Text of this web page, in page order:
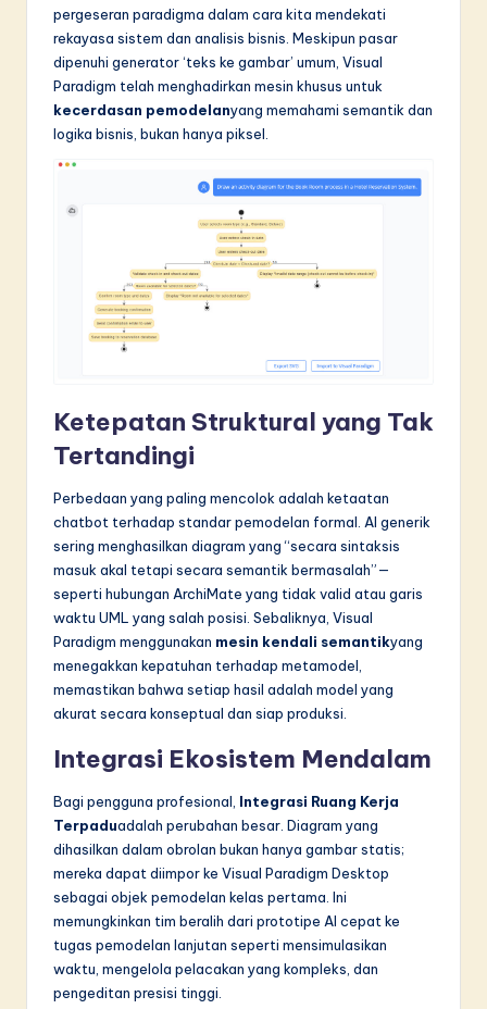
pergeseran paradigma dalam cara kita mendekati
rekayasa sistem dan analisis bisnis. Meskipun pasar
dipenuhi generator ‘teks ke gambar’ umum, Visual
Paradigm telah menghadirkan mesin khusus untuk
kecerdasan pemodelanyang memahami semantik dan
logika bisnis, bukan hanya piksel.
Ketepatan Struktural yang Tak
Tertandingi
Perbedaan yang paling mencolok adalah ketaatan
chatbot terhadap standar pemodelan formal. AI generik
sering menghasilkan diagram yang “secara sintaksis
masuk akal tetapi secara semantik bermasalah”—
seperti hubungan ArchiMate yang tidak valid atau garis
waktu UML yang salah posisi. Sebaliknya, Visual
Paradigm menggunakan mesin kendali semantikyang
menegakkan kepatuhan terhadap metamodel,
memastikan bahwa setiap hasil adalah model yang
akurat secara konseptual dan siap produksi.
Integrasi Ekosistem Mendalam
Bagi pengguna profesional, Integrasi Ruang Kerja
Terpaduadalah perubahan besar. Diagram yang
dihasilkan dalam obrolan bukan hanya gambar statis;
mereka dapat diimpor ke Visual Paradigm Desktop
sebagai objek pemodelan kelas pertama. Ini
memungkinkan tim beralih dari prototipe AI cepat ke
tugas pemodelan lanjutan seperti mensimulasikan
waktu, mengelola pelacakan yang kompleks, dan
pengeditan presisi tinggi.